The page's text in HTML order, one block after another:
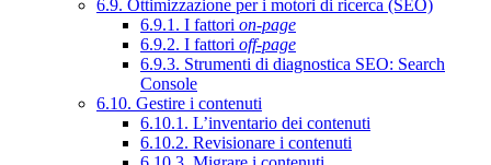
6.9. Ottimizzazione per i motori di ricerca (SEO)
6.9.1. I fattori on-page
6.9.2. I fattori off-page
6.9.3. Strumenti di diagnostica SEO: Search
Console
6.10. Gestire i contenuti
6.10.1. L’inventario dei contenuti
6.10.2. Revisionare i contenuti